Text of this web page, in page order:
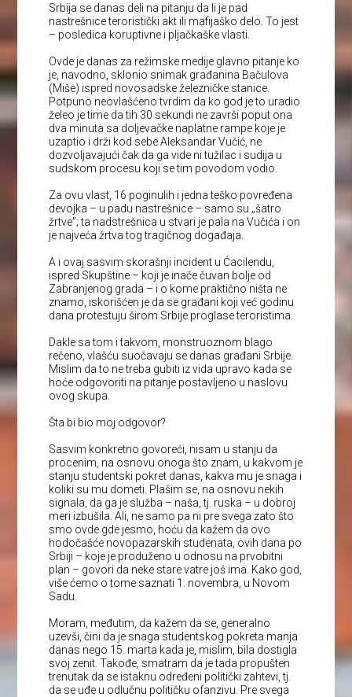
Srbija se danas deli na pitanju da li je pad
nastrešnice teroristički akt ili mafijaško delo. To jest
– posledica koruptivne i pljačkaške vlasti.
Ovde je danas za režimske medije glavno pitanje ko
je, navodno, sklonio snimak građanina Bačulova
(Miše) ispred novosadske železničke stanice.
Potpuno neovlašćeno tvrdim da ko god je to uradio
želeo je time da tih 30 sekundi ne završi poput ona
dva minuta sa doljevačke naplatne rampe koje je
uzaptio i drži kod sebe Aleksandar Vučić, ne
dozvoljavajući čak da ga vide ni tužilac i sudija u
sudskom procesu koji se tim povodom vodio.
Za ovu vlast, 16 poginulih i jedna teško povređena
devojka – u padu nastrešnice – samo su „šatro
žrtve”; ta nadstrešnica u stvari je pala na Vučića i on
je najveća žrtva tog tragičnog događaja.
A i ovaj sasvim skorašnji incident u Ćacilendu,
ispred Skupštine – koji je inače čuvan bolje od
Zabranjenog grada – i o kome praktično ništa ne
znamo, iskorišćen je da se građani koji već godinu
dana protestuju širom Srbije proglase teroristima.
Dakle sa tom i takvom, monstruoznom blago
rečeno, vlašću suočavaju se danas građani Srbije.
Mislim da to ne treba gubiti iz vida upravo kada se
hoće odgovoriti na pitanje postavljeno u naslovu
ovog skupa.
Šta bi bio moj odgovor?
Sasvim konkretno govoreći, nisam u stanju da
procenim, na osnovu onoga što znam, u kakvom je
stanju studentski pokret danas, kakva mu je snaga i
koliki su mu dometi. Plašim se, na osnovu nekih
signala, da ga je služba – naša, tj. ruska – u dobroj
meri izbušila. Ali, ne samo pa ni pre svega zato što
smo ovde gde jesmo, hoću da kažem da ovo
hodočašće novopazarskih studenata, ovih dana po
Srbiji – koje je produženo u odnosu na prvobitni
plan – govori da neke stare vatre još ima. Kako god,
više ćemo o tome saznati 1. novembra, u Novom
Sadu.
Moram, međutim, da kažem da se, generalno
uzevši, čini da je snaga studentskog pokreta manja
danas nego 15. marta kada je, mislim, bila dostigla
svoj zenit. Takođe, smatram da je tada propušten
trenutak da se istaknu određeni politički zahtevi, tj.
da se uđe u odlučnu političku ofanzivu. Pre svega